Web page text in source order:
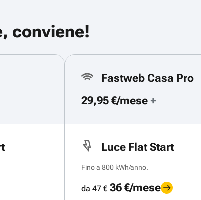
conviene!
Fastweb Casa Pro
29,95 €/mese +
Luce Flat Start
Fino a 800 kWh/anno.
da 47 €36 €/mese